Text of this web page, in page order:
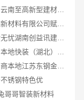
昆明全包装修设计全包价格，云南至高新型建材有限公司
复兴智慧改造，邯郸至臻全宅新材料有限公司赋能居住新体验
本地全案设计多少钱一平售后无忧湖南创益讯建筑有限公司
东钢金属全屋不锈钢定制生产商本地江苏东钢金属科技有限公司
锈钢特色优
哥哥智装新材料